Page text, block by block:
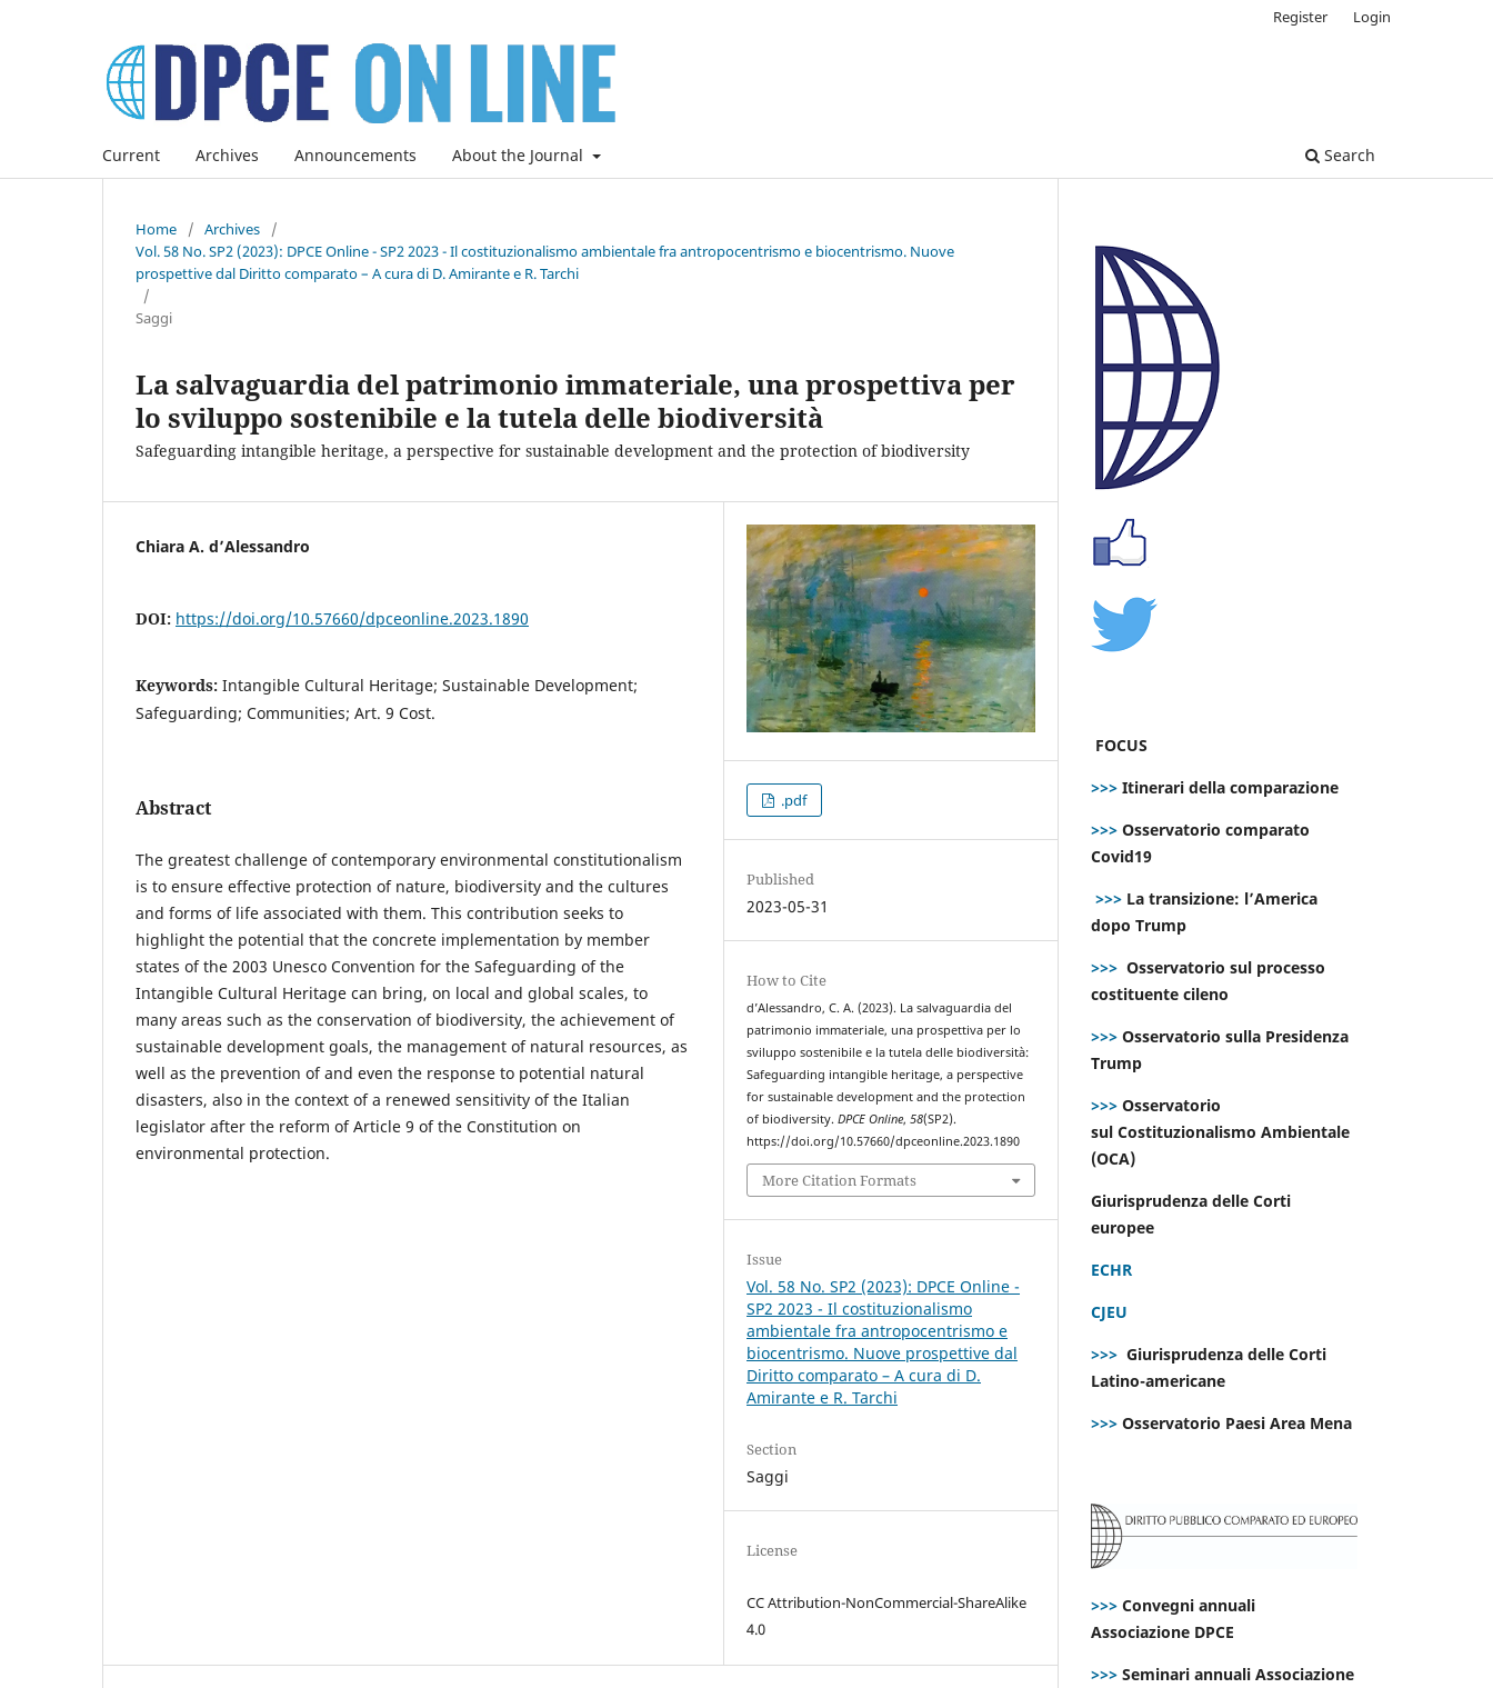
Current Archives Announcements About the Journal Search
Register Login
Home / Archives
/
Vol. 58 No. SP2 (2023): DPCE Online - SP2 2023 - Il costituzionalismo ambientale fra antropocentrismo e biocentrismo. Nuove
prospettive dal Diritto comparato – A cura di D. Amirante e R. Tarchi
/
Saggi
La salvaguardia del patrimonio immateriale, una prospettiva per
lo sviluppo sostenibile e la tutela delle biodiversità
Safeguarding intangible heritage, a perspective for sustainable development and the protection of biodiversity
Chiara A. d’Alessandro
DOI: https://doi.org/10.57660/dpceonline.2023.1890
Keywords: Intangible Cultural Heritage; Sustainable Development;
Safeguarding; Communities; Art. 9 Cost.
Abstract
The greatest challenge of contemporary environmental constitutionalism
is to ensure effective protection of nature, biodiversity and the cultures
and forms of life associated with them. This contribution seeks to
highlight the potential that the concrete implementation by member
states of the 2003 Unesco Convention for the Safeguarding of the
Intangible Cultural Heritage can bring, on local and global scales, to
many areas such as the conservation of biodiversity, the achievement of
sustainable development goals, the management of natural resources, as
well as the prevention of and even the response to potential natural
disasters, also in the context of a renewed sensitivity of the Italian
legislator after the reform of Article 9 of the Constitution on
environmental protection.
.pdf
Published
2023-05-31
How to Cite
d’Alessandro, C. A. (2023). La salvaguardia del
patrimonio immateriale, una prospettiva per lo
sviluppo sostenibile e la tutela delle biodiversità:
Safeguarding intangible heritage, a perspective
for sustainable development and the protection
of biodiversity.DPCE Online,58(SP2).
https://doi.org/10.57660/dpceonline.2023.1890
More Citation Formats
Issue
Vol. 58 No. SP2 (2023): DPCE Online -
SP2 2023 - Il costituzionalismo
ambientale fra antropocentrismo e
biocentrismo. Nuove prospettive dal
Diritto comparato – A cura di D.
Amirante e R. Tarchi
Section
Saggi
License
CC Attribution-NonCommercial-ShareAlike
4.0
FOCUS
>>> Itinerari della comparazione
>>> Osservatorio comparato
Covid19
>>> La transizione: l’America
dopo Trump
>>> Osservatorio sul processo
costituente cileno
>>> Osservatorio sulla Presidenza
Trump
>>> Osservatorio
sul Costituzionalismo Ambientale
(OCA)
Giurisprudenza delle Corti
europee
ECHR
CJEU
>>> Giurisprudenza delle Corti
Latino-americane
>>> Osservatorio Paesi Area Mena
>>> Convegni annuali
Associazione DPCE
>>> Seminari annuali Associazione